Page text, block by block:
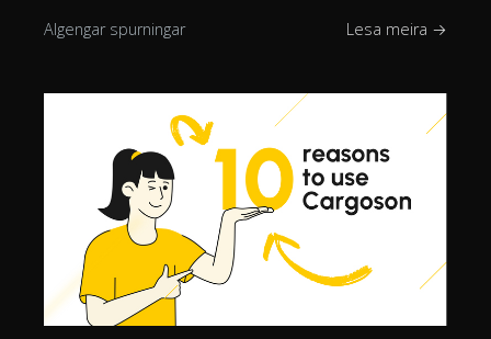
Algengar spurningar Lesa meira →